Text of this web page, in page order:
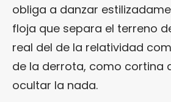
obliga a danzar
floja que separa el terreno
real del de la relatividad
de la derrota, como cortina
ocultar la nada.